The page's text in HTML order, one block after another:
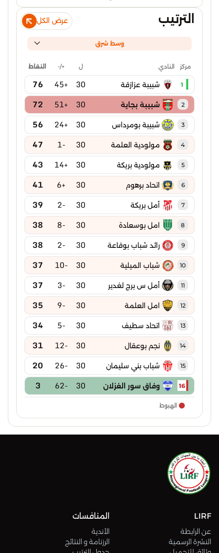
الترتيب عرض الكل
وسط شرق
مركز النادي ل +/- النقاط
1 شبيبة عزازقة 30
+45
76
2 شبيبة بجاية 30
+51
72
3 شبيبة بومرداس 30
+24
56
4 مولودية العلمة 30
-1
47
5 مولودية بريكة 30
+14
43
6 اتحاد برهوم 30
+6
41
7 أمل بريكة 30
-2
39
8 امل بوسعادة 30
-8
38
9 رائد شباب بوقاعة 30
-2
38
10 شباب الميلية 30
-10
37
11 أمل س برج لغدير 30
-3
37
12 امل العلمة 30
-9
35
13 اتحاد سطيف 30
-5
34
14 نجم بوعقال 30
-12
31
15 شباب بني سليمان 30
-26
20
16 وفاق سور الغزلان 30
-62
3
الهبوط
LIRF
عن الرابطة
النشرة الرسمية
المنافسات
الأندية
الرزنامة و النتائج